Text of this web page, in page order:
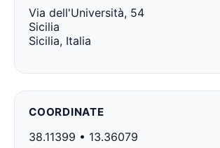
Via dell'Università, 54
Sicilia
Sicilia, Italia
COORDINATE
38.11399 • 13.36079